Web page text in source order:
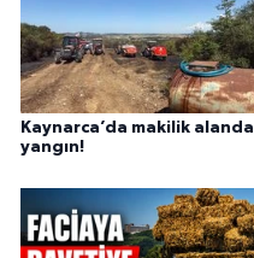
Kaynarca’da makilik alanda
yangın!